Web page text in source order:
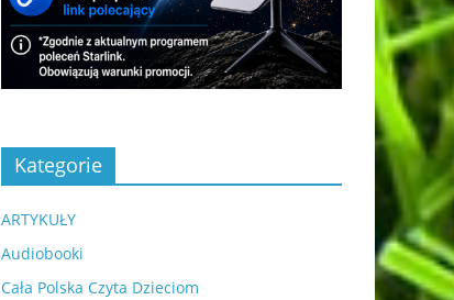
Kategorie
ARTYKUŁY
Audiobooki
Cała Polska Czyta Dzieciom